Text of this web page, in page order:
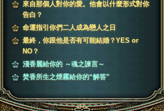
來自那個人對你的愛。他會以什麼形式對你
告白？
命運指引你們二人成為戀人之日
最終，你跟他是否有可能結婚？YES or
NO？
淺香麗給你的 ～魂之諫言～
焚香所生之煙霧給你的“解答”